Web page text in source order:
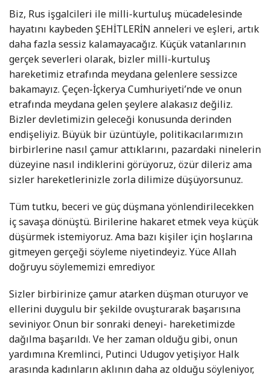
Biz, Rus işgalcileri ile milli-kurtuluş mücadelesinde
hayatını kaybeden ŞEHİTLERİN anneleri ve eşleri, artık
daha fazla sessiz kalamayacağız. Küçük vatanlarının
gerçek severleri olarak, bizler milli-kurtuluş
hareketimiz etrafında meydana gelenlere sessizce
bakamayız. Çeçen-İçkerya Cumhuriyeti’nde ve onun
etrafında meydana gelen şeylere alakasız değiliz.
Bizler devletimizin geleceği konusunda derinden
endişeliyiz. Büyük bir üzüntüyle, politikacılarımızın
birbirlerine nasıl çamur attıklarını, pazardaki ninelerin
düzeyine nasıl indiklerini görüyoruz, özür dileriz ama
sizler hareketlerinizle zorla dilimize düşüyorsunuz.
Tüm tutku, beceri ve güç düşmana yönlendirilecekken
iç savaşa dönüştü. Birilerine hakaret etmek veya küçük
düşürmek istemiyoruz. Ama bazı kişiler için hoşlarına
gitmeyen gerçeği söyleme niyetindeyiz. Yüce Allah
doğruyu söylememizi emrediyor.
Sizler birbirinize çamur atarken düşman oturuyor ve
ellerini duygulu bir şekilde ovuşturarak başarısına
seviniyor. Onun bir sonraki deneyi- hareketimizde
dağılma başarıldı. Ve her zaman olduğu gibi, onun
yardımına Kremlinci, Putinci Udugov yetişiyor. Halk
arasında kadınların aklının daha az olduğu söyleniyor,